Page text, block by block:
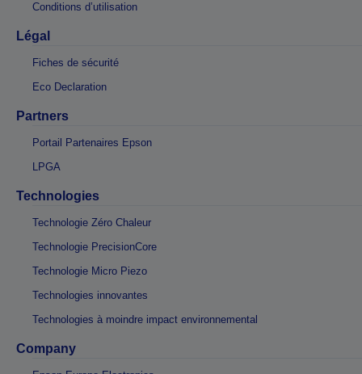
Conditions d’utilisation
Légal
Fiches de sécurité
Eco Declaration
Partners
Portail Partenaires Epson
LPGA
Technologies
Technologie Zéro Chaleur
Technologie PrecisionCore
Technologie Micro Piezo
Technologies innovantes
Technologies à moindre impact environnemental
Company